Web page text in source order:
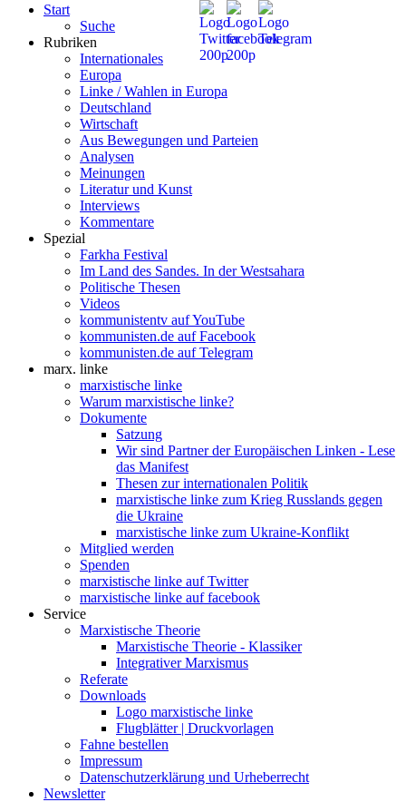
Start
Suche
Rubriken
Internationales
Europa
Linke / Wahlen in Europa
Deutschland
Wirtschaft
Aus Bewegungen und Parteien
Analysen
Meinungen
Literatur und Kunst
Interviews
Kommentare
Spezial
Farkha Festival
Im Land des Sandes. In der Westsahara
Politische Thesen
Videos
kommunistentv auf YouTube
kommunisten.de auf Facebook
kommunisten.de auf Telegram
marx. linke
marxistische linke
Warum marxistische linke?
Dokumente
Satzung
Wir sind Partner der Europäischen Linken - Lese
das Manifest
Thesen zur internationalen Politik
marxistische linke zum Krieg Russlands gegen
die Ukraine
marxistische linke zum Ukraine-Konflikt
Mitglied werden
Spenden
marxistische linke auf Twitter
marxistische linke auf facebook
Service
Marxistische Theorie
Marxistische Theorie - Klassiker
Integrativer Marxismus
Referate
Downloads
Logo marxistische linke
Flugblätter | Druckvorlagen
Fahne bestellen
Impressum
Datenschutzerklärung und Urheberrecht
Newsletter